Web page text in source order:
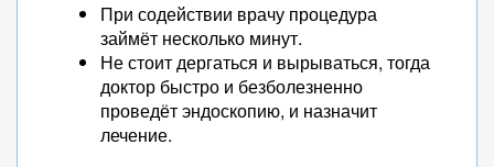
При содействии врачу процедура
займёт несколько минут.
Не стоит дергаться и вырываться, тогда
доктор быстро и безболезненно
проведёт эндоскопию, и назначит
лечение.